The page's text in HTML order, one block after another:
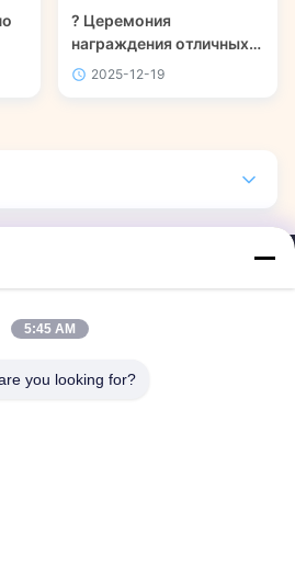
? Церемония
награждения отличных
сотрудников?
2025-12-19
принтер
принтер
ПродукцияРоликиО Компании
контактные данные
5:45 AM
you looking for?